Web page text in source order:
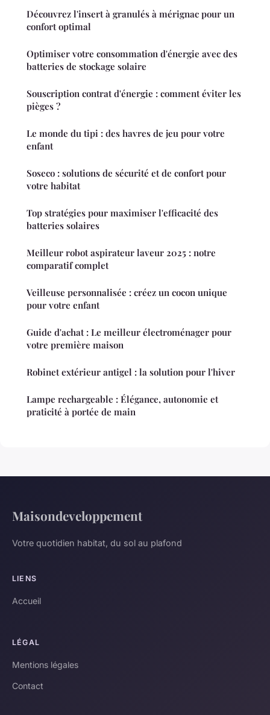
Découvrez l'insert à granulés à mérignac pour un
confort optimal
Optimiser votre consommation d'énergie avec des
batteries de stockage solaire
Souscription contrat d'énergie : comment éviter les
pièges ?
Le monde du tipi : des havres de jeu pour votre
enfant
Soseco : solutions de sécurité et de confort pour
votre habitat
Top stratégies pour maximiser l'efficacité des
batteries solaires
Meilleur robot aspirateur laveur 2025 : notre
comparatif complet
Veilleuse personnalisée : créez un cocon unique
pour votre enfant
Guide d'achat : Le meilleur électroménager pour
votre première maison
Robinet extérieur antigel : la solution pour l'hiver
Lampe rechargeable : Élégance, autonomie et
praticité à portée de main
Maisondeveloppement
Votre quotidien habitat, du sol au plafond
LIENS
Accueil
LÉGAL
Mentions légales
Contact